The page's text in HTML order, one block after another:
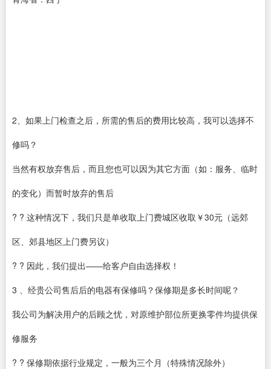
2、如果上门检查之后，所需的售后的费用比较高，我可以选择不
修吗？
当然有权放弃售后，而且您也可以因为其它方面（如：服务、临时
的变化）而暂时放弃的售后
? ? 这种情况下，我们只是单收取上门费城区收取￥30元（远郊
区、郊县地区上门费另议）
? ? 因此，我们提出——给客户自由选择权！
3 、经贵公司售后后的电器有保修吗？保修期是多长时间呢？
我公司为解决用户的后顾之忧，对原维护部位所更换零件均提供保
修服务
? ? 保修期依据行业规定，一般为三个月（特殊情况除外）